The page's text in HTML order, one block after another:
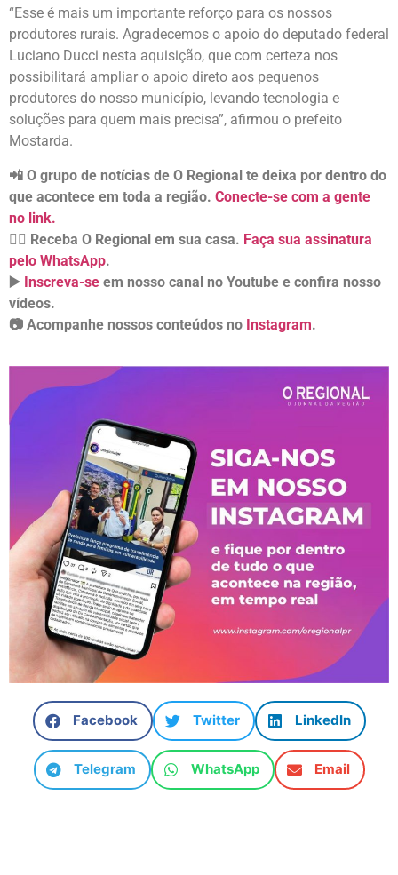
“Esse é mais um importante reforço para os nossos
produtores rurais. Agradecemos o apoio do deputado federal
Luciano Ducci nesta aquisição, que com certeza nos
possibilitará ampliar o apoio direto aos pequenos
produtores do nosso município, levando tecnologia e
soluções para quem mais precisa”, afirmou o prefeito
Mostarda.
📲 O grupo de notícias de O Regional te deixa por dentro do
que acontece em toda a região. Conecte-se com a gente
no link.
👉🏻 Receba O Regional em sua casa. Faça sua assinatura
pelo WhatsApp.
▶️ Inscreva-se em nosso canal no Youtube e confira nosso
vídeos.
📷 Acompanhe nossos conteúdos no Instagram.
Facebook Twitter LinkedIn
Telegram WhatsApp Email